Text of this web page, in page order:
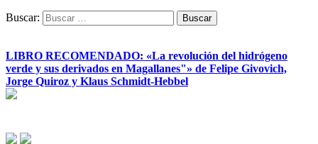
Buscar:
LIBRO RECOMENDADO: «La revolución del hidrógeno
verde y sus derivados en Magallanes"» de Felipe Givovich,
Jorge Quiroz y Klaus Schmidt-Hebbel